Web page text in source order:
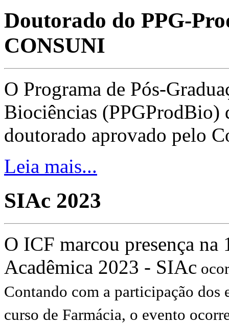
Doutorado do PPG-
CONSUNI
O Programa de Pós-
Biociências (PPGProdBio)
doutorado aprovado pelo
Leia mais...
SIAc 2023
O ICF marcou presença na
Acadêmica 2023 - SIAc
Contando com a participação dos
curso de Farmácia, o evento